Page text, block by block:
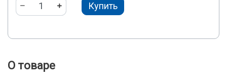
Купить
О товаре